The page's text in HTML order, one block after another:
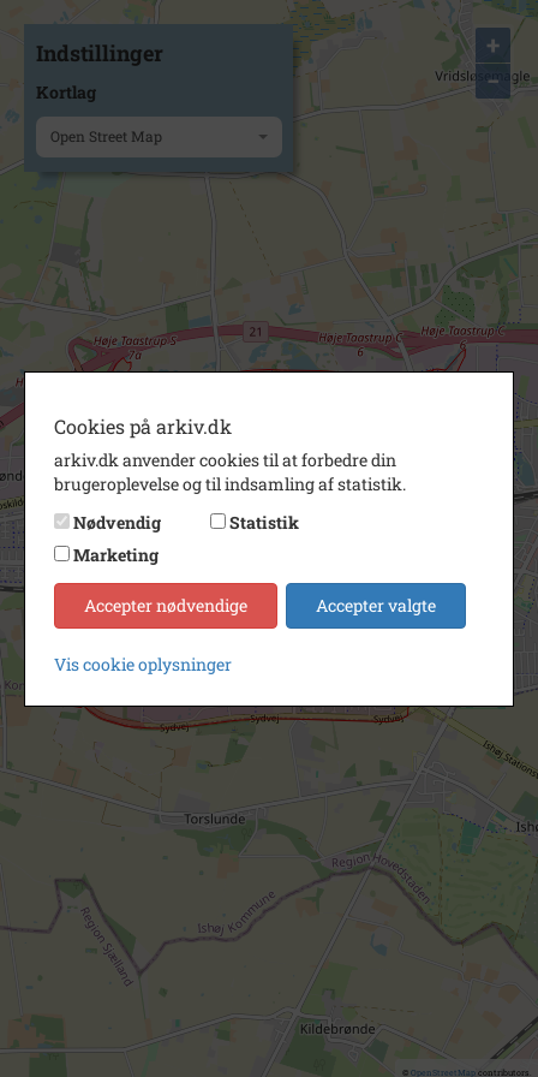
+
−
© OpenStreetMapcontributors.
Indstillinger
Kortlag
Open Street Map
Cookies på arkiv.dk
arkiv.dk anvender cookies til at forbedre din
brugeroplevelse og til indsamling af statistik.
Nødvendig
Statistik
Marketing
Accepter nødvendige Accepter valgte
Vis cookie oplysninger